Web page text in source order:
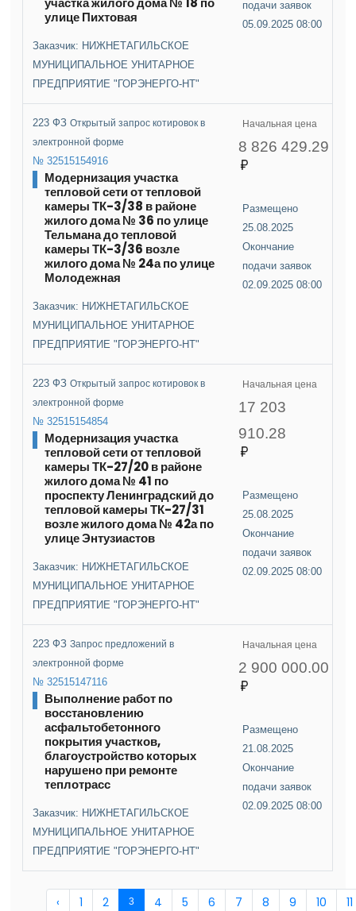
улице Пихтовая
Заказчик: НИЖНЕТАГИЛЬСКОЕ
МУНИЦИПАЛЬНОЕ УНИТАРНОЕ
ПРЕДПРИЯТИЕ "ГОРЭНЕРГО-НТ"
подачи заявок
05.09.2025 08:00
223 ФЗОткрытый запрос котировок в
электронной форме
№ 32515154916
Модернизация участка
тепловой сети от тепловой
камеры ТК-3/38 в районе
жилого дома № 36 по улице
Тельмана до тепловой
камеры ТК-3/36 возле
жилого дома № 24а по улице
Молодежная
Заказчик: НИЖНЕТАГИЛЬСКОЕ
МУНИЦИПАЛЬНОЕ УНИТАРНОЕ
ПРЕДПРИЯТИЕ "ГОРЭНЕРГО-НТ"
Начальная цена
8 826 429.29
Размещено
25.08.2025
Окончание
подачи заявок
02.09.2025 08:00
223 ФЗОткрытый запрос котировок в
электронной форме
№ 32515154854
Модернизация участка
тепловой сети от тепловой
камеры ТК-27/20 в районе
жилого дома № 41 по
проспекту Ленинградский до
тепловой камеры ТК-27/31
возле жилого дома № 42а по
улице Энтузиастов
Заказчик: НИЖНЕТАГИЛЬСКОЕ
МУНИЦИПАЛЬНОЕ УНИТАРНОЕ
ПРЕДПРИЯТИЕ "ГОРЭНЕРГО-НТ"
Начальная цена
17 203
910.28
Размещено
25.08.2025
Окончание
подачи заявок
02.09.2025 08:00
223 ФЗЗапрос предложений в
электронной форме
№ 32515147116
Выполнение работ по
восстановлению
асфальтобетонного
покрытия участков,
благоустройство которых
нарушено при ремонте
теплотрасс
Заказчик: НИЖНЕТАГИЛЬСКОЕ
МУНИЦИПАЛЬНОЕ УНИТАРНОЕ
ПРЕДПРИЯТИЕ "ГОРЭНЕРГО-НТ"
Начальная цена
2 900 000.00
Размещено
21.08.2025
Окончание
подачи заявок
02.09.2025 08:00
‹ 1 2 3 4 5 6 7 8 9 10 11